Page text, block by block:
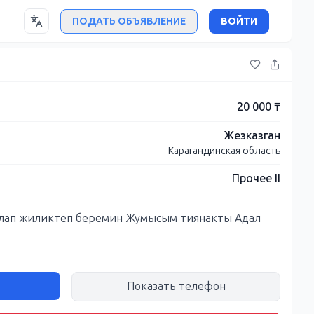
ПОДАТЬ ОБЪЯВЛЕНИЕ ВОЙТИ
20 000 ₸
Жезказган
Карагандинская область
Прочее II
жиликтеп беремин Жумысым тиянакты Адал
Показать телефон